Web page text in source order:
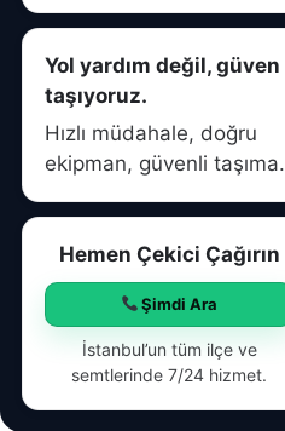
Yol yardım değil, güven
taşıyoruz.
Hızlı müdahale, doğru
ekipman, güvenli taşıma.
Hemen Çekici Çağırın
Şimdi Ara
İstanbul’un tüm ilçe ve
semtlerinde 7/24 hizmet.